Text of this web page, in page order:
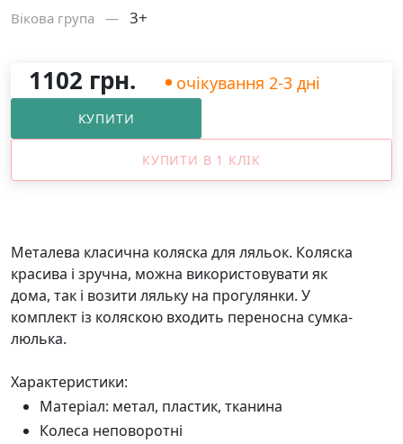
Вікова група — 3+
1102 грн. очікування 2-3 дні
КУПИТИ
КУПИТИ В 1 КЛІК
Металева класична коляска для ляльок. Коляска
красива і зручна, можна використовувати як
дома, так і возити ляльку на прогулянки. У
комплект із коляскою входить переносна сумка-
люлька.
Характеристики:
Матеріал: метал, пластик, тканина
Колеса неповоротні